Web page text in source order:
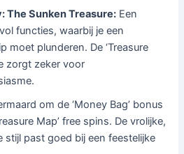
The Sunken Treasure: Een
functies, waarbij je een
moet plunderen. De ‘Treasure
zorgt zeker voor
om de ‘Money Bag’ bonus
Map’ free spins. De vrolijke,
stijl past goed bij een feestelijke